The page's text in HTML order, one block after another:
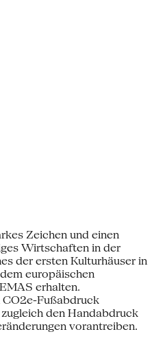
Zeichen und einen
Wirtschaften in der
der ersten Kulturhäuser in
europäischen
erhalten.
Fußabdruck
den Handabdruck
vorantreiben.